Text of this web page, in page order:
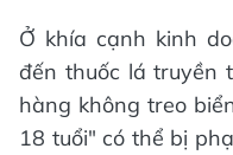
Ở khía cạnh kinh
đến thuốc lá truyền
hàng không treo
18 tuổi" có thể bị